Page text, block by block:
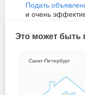
Подать
и очень
Это может быть
Санкт-Петербург